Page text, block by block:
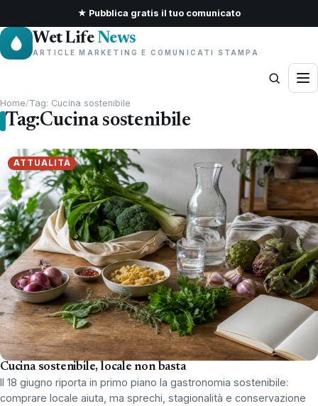
★ Pubblica gratis il tuo comunicato
Wet Life News
ARTICLE MARKETING E COMUNICATI STAMPA
Home/Tag: Cucina sostenibile
Tag:Cucina sostenibile
ATTUALITÀ
Cucina sostenibile, locale non basta
Il 18 giugno riporta in primo piano la gastronomia sostenibile:
comprare locale aiuta, ma sprechi, stagionalità e conservazione